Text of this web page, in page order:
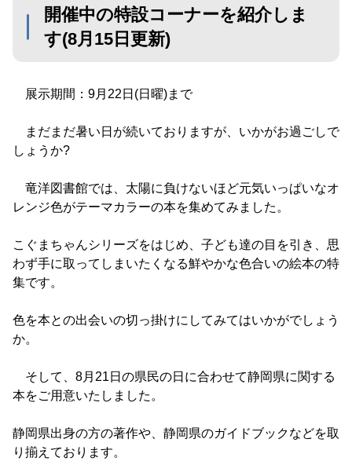
開催中の特設コーナーを紹介しま
す(8月15日更新)
展示期間：9月22日(日曜)まで
まだまだ暑い日が続いておりますが、いかがお過ごしで
しょうか?
竜洋図書館では、太陽に負けないほど元気いっぱいなオ
レンジ色がテーマカラーの本を集めてみました。
こぐまちゃんシリーズをはじめ、子ども達の目を引き、思
わず手に取ってしまいたくなる鮮やかな色合いの絵本の特
集です。
色を本との出会いの切っ掛けにしてみてはいかがでしょう
か。
そして、8月21日の県民の日に合わせて静岡県に関する
本をご用意いたしました。
静岡県出身の方の著作や、静岡県のガイドブックなどを取
り揃えております。